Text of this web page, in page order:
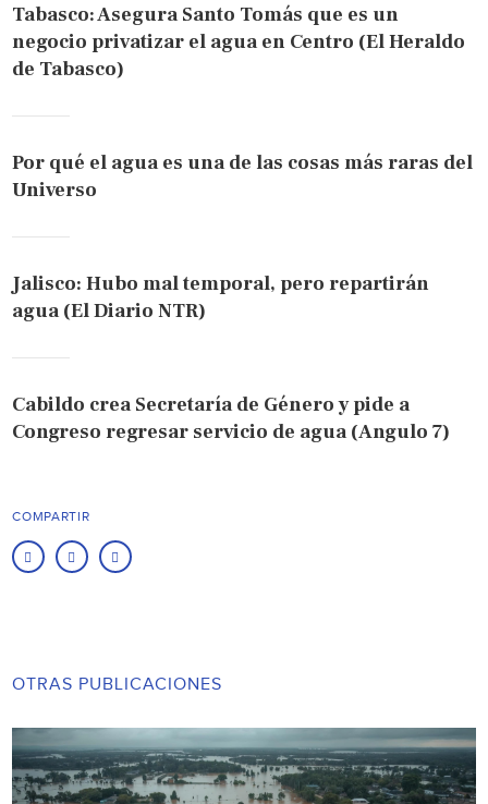
Tabasco: Asegura Santo Tomás que es un
negocio privatizar el agua en Centro (El Heraldo
de Tabasco)
Por qué el agua es una de las cosas más raras del
Universo
Jalisco: Hubo mal temporal, pero repartirán
agua (El Diario NTR)
Cabildo crea Secretaría de Género y pide a
Congreso regresar servicio de agua (Angulo 7)
COMPARTIR
OTRAS PUBLICACIONES